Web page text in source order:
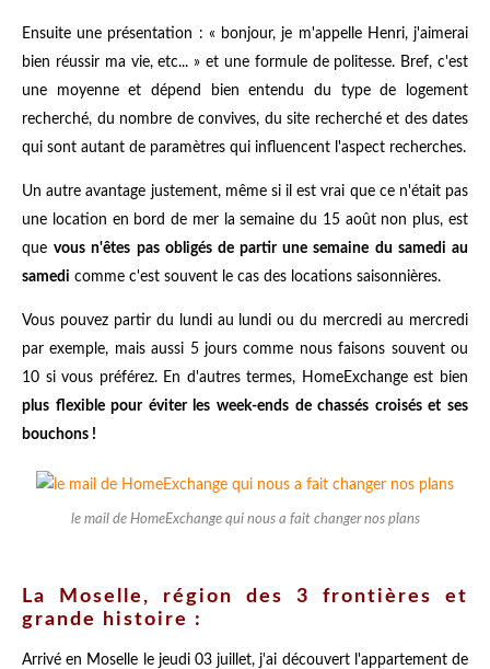
Ensuite une présentation : « bonjour, je m'appelle Henri, j'aimerai
bien réussir ma vie, etc... » et une formule de politesse. Bref, c'est
une moyenne et dépend bien entendu du type de logement
recherché, du nombre de convives, du site recherché et des dates
qui sont autant de paramètres qui influencent l'aspect recherches.
Un autre avantage justement, même si il est vrai que ce n'était pas
une location en bord de mer la semaine du 15 août non plus, est
quevous n'êtes pas obligés de partir une semaine du samedi au
samedi comme c'est souvent le cas des locations saisonnières.
Vous pouvez partir du lundi au lundi ou du mercredi au mercredi
par exemple, mais aussi 5 jours comme nous faisons souvent ou
10 si vous préférez. En d'autres termes, HomeExchange est bien
plus flexible pour éviter les week-ends de chassés croisés et ses
bouchons !
le mail de HomeExchange qui nous a fait changer nos plans
La Moselle, région des 3 frontières et
grande histoire :
Arrivé en Moselle le jeudi 03 juillet, j'ai découvert l'appartement de